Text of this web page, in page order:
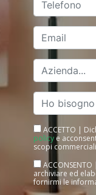
ACCETTO |
policy e acconsento
scopi
ACCONSENTO | Consorzio
archiviare ed
fornirmi le